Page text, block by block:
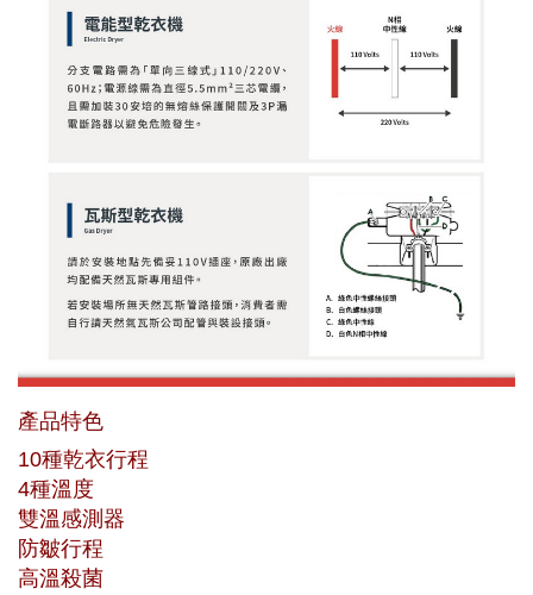
產品特色
10種乾衣行程
4種溫度
雙溫感測器
防皺行程
高溫殺菌